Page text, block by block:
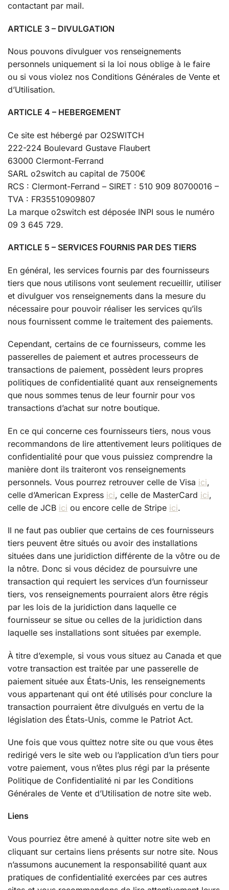
contactant par mail.
ARTICLE 3 – DIVULGATION
Nous pouvons divulguer vos renseignements
personnels uniquement si la loi nous oblige à le faire
ou si vous violez nos Conditions Générales de Vente et
d’Utilisation.
ARTICLE 4 – HEBERGEMENT
Ce site est hébergé par O2SWITCH
222-224 Boulevard Gustave Flaubert
63000 Clermont-Ferrand
SARL o2switch au capital de 7500€
RCS : Clermont-Ferrand – SIRET : 510 909 80700016 –
TVA : FR35510909807
La marque o2switch est déposée INPI sous le numéro
09 3 645 729.
ARTICLE 5 – SERVICES FOURNIS PAR DES TIERS
En général, les services fournis par des fournisseurs
tiers que nous utilisons vont seulement recueillir, utiliser
et divulguer vos renseignements dans la mesure du
nécessaire pour pouvoir réaliser les services qu’ils
nous fournissent comme le traitement des paiements.
Cependant, certains de ce fournisseurs, comme les
passerelles de paiement et autres processeurs de
transactions de paiement, possèdent leurs propres
politiques de confidentialité quant aux renseignements
que nous sommes tenus de leur fournir pour vos
transactions d’achat sur notre boutique.
En ce qui concerne ces fournisseurs tiers, nous vous
recommandons de lire attentivement leurs politiques de
confidentialité pour que vous puissiez comprendre la
manière dont ils traiteront vos renseignements
personnels. Vous pourrez retrouver celle de Visa ici,
celle d’American Express ici, celle de MasterCard ici,
celle de JCB ici ou encore celle de Stripe ici.
Il ne faut pas oublier que certains de ces fournisseurs
tiers peuvent être situés ou avoir des installations
situées dans une juridiction différente de la vôtre ou de
la nôtre. Donc si vous décidez de poursuivre une
transaction qui requiert les services d’un fournisseur
tiers, vos renseignements pourraient alors être régis
par les lois de la juridiction dans laquelle ce
fournisseur se situe ou celles de la juridiction dans
laquelle ses installations sont situées par exemple.
À titre d’exemple, si vous vous situez au Canada et que
votre transaction est traitée par une passerelle de
paiement située aux États-Unis, les renseignements
vous appartenant qui ont été utilisés pour conclure la
transaction pourraient être divulgués en vertu de la
législation des États-Unis, comme le Patriot Act.
Une fois que vous quittez notre site ou que vous êtes
redirigé vers le site web ou l’application d’un tiers pour
votre paiement, vous n’êtes plus régi par la présente
Politique de Confidentialité ni par les Conditions
Générales de Vente et d’Utilisation de notre site web.
Liens
Vous pourriez être amené à quitter notre site web en
cliquant sur certains liens présents sur notre site. Nous
n’assumons aucunement la responsabilité quant aux
pratiques de confidentialité exercées par ces autres